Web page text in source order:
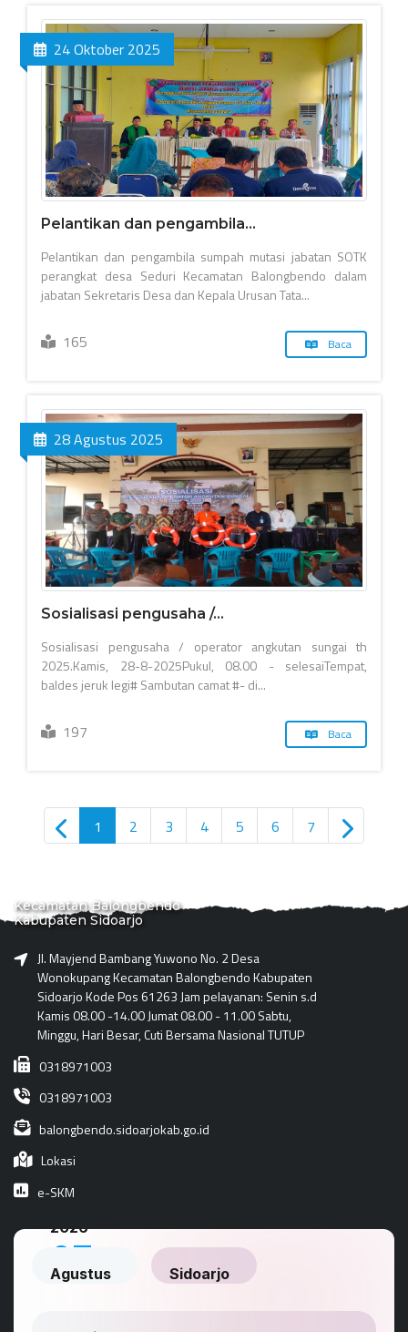
24 Oktober 2025
Pelantikan dan pengambila...
Pelantikan dan pengambila sumpah mutasi jabatan SOTK
perangkat desa Seduri Kecamatan Balongbendo dalam
jabatan Sekretaris Desa dan Kepala Urusan Tata...
165 Baca
28 Agustus 2025
Sosialisasi pengusaha /...
Sosialisasi pengusaha / operator angkutan sungai th
2025.Kamis, 28-8-2025Pukul, 08.00 - selesaiTempat,
baldes jeruk legi# Sambutan camat #- di...
197 Baca
1 2 3 4 5 6 7
Kecamatan Balongbendo
Kabupaten Sidoarjo
Jl. Mayjend Bambang Yuwono No. 2 Desa
Wonokupang Kecamatan Balongbendo Kabupaten
Sidoarjo Kode Pos 61263 Jam pelayanan: Senin s.d
Kamis 08.00 -14.00 Jumat 08.00 - 11.00 Sabtu,
Minggu, Hari Besar, Cuti Bersama Nasional TUTUP
0318971003
0318971003
balongbendo.sidoarjokab.go.id
Lokasi
e-SKM